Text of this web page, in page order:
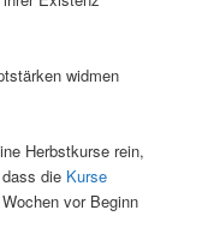
widmen
Herbstkurse rein,
die Kurse
vor Beginn